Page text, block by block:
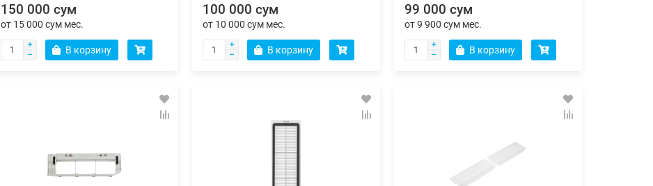
150 000 сум
от 15 000 сум мес.
В корзину
100 000 сум
от 10 000 сум мес.
В корзину
99 000 сум
от 9 900 сум мес.
В корзину